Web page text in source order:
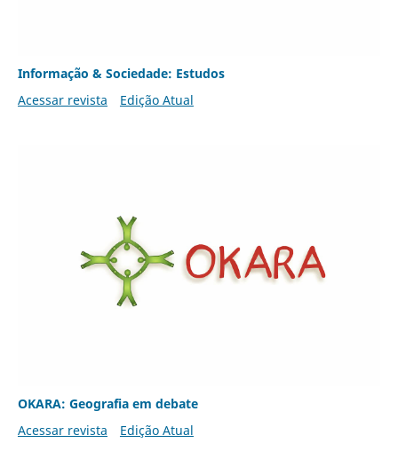
Informação & Sociedade: Estudos
Acessar revista
Edição Atual
OKARA: Geografia em debate
Acessar revista
Edição Atual